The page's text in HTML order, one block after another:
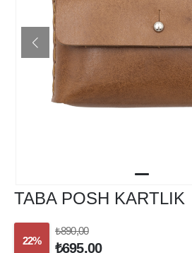
TABA POSH KARTLIK
22%
₺890,00
₺695,00